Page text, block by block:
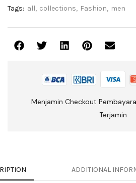
Tags: all, collections, Fashion, men
Menjamin Checkout
Terjamin
ADDITIONAL